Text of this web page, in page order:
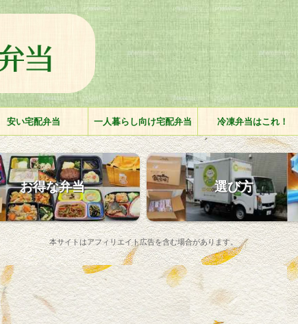
安い宅配弁当 一人暮らし向け宅配弁当 冷凍弁当はこれ！
お得な弁当 選び方
本サイトはアフィリエイト広告を含む場合があります。